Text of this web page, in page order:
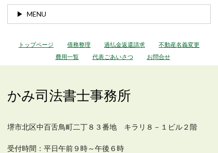
MENU
トップページ 債務整理 過払金返還請求
不動産名義変更
費用一覧
代表ごあいさつ お問合せ
かみ司法書士事務所
堺市北区中百舌鳥町二丁８３番地 キラリ８－１ビル２階
受付時間：平日午前９時～午後６時